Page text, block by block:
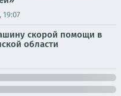
19:07
скорой помощи в
области